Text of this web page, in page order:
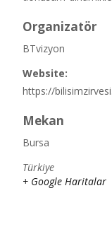
Organizatör
BTvizyon
Website:
https://
Mekan
Bursa
Türkiye
+ Google Haritalar